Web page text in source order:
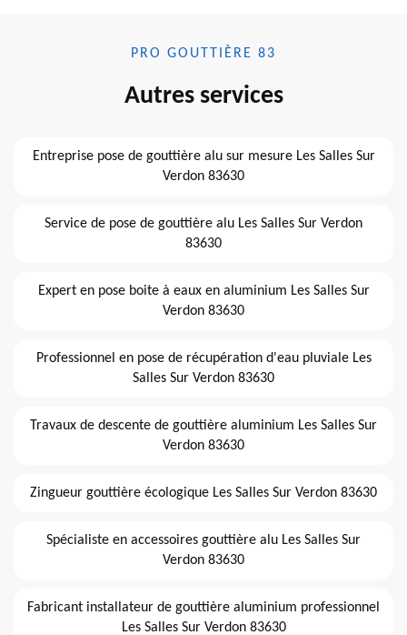
PRO GOUTTIÈRE 83
Autres services
Entreprise pose de gouttière alu sur mesure Les Salles Sur
Verdon 83630
Service de pose de gouttière alu Les Salles Sur Verdon
83630
Expert en pose boite à eaux en aluminium Les Salles Sur
Verdon 83630
Professionnel en pose de récupération d'eau pluviale Les
Salles Sur Verdon 83630
Travaux de descente de gouttière aluminium Les Salles Sur
Verdon 83630
Zingueur gouttière écologique Les Salles Sur Verdon 83630
Spécialiste en accessoires gouttière alu Les Salles Sur
Verdon 83630
Fabricant installateur de gouttière aluminium professionnel
Les Salles Sur Verdon 83630